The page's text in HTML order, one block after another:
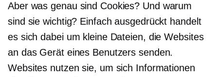
Aber was genau sind Cookies? Und warum
sind sie wichtig? Einfach ausgedrückt handelt
es sich dabei um kleine Dateien, die Websites
an das Gerät eines Benutzers senden.
Websites nutzen sie, um sich Informationen